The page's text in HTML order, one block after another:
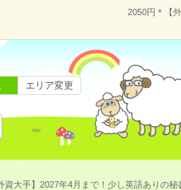
2050円＊【
エリア変更
資大手】2027年4月まで！少し英語ありの